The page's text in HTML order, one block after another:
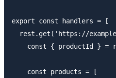
export const handlers = [
rest.get('https://
const { productId } =
    const products = [